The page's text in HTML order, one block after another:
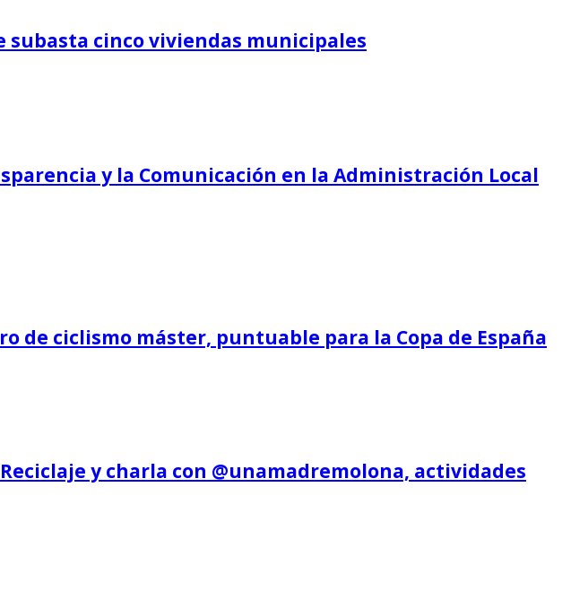
subasta cinco viviendas municipales
y la Comunicación en la Administración Local
de ciclismo máster, puntuable para la Copa de España
y charla con @unamadremolona, actividades